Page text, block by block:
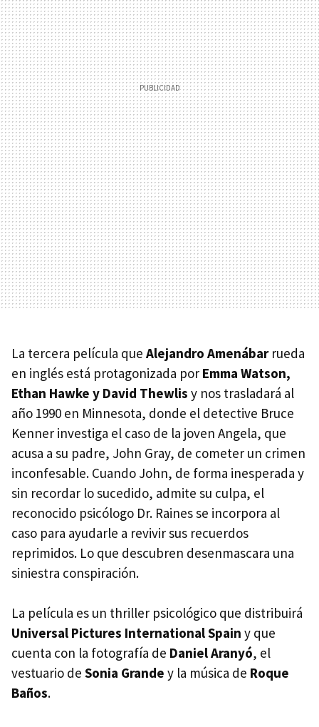
La tercera película que Alejandro Amenábarrueda
en inglés está protagonizada por Emma Watson,
Ethan Hawke y David Thewlis y nos trasladará al
año 1990 en Minnesota, donde el detective Bruce
Kenner investiga el caso de la joven Angela, que
acusa a su padre, John Gray, de cometer un crimen
inconfesable. Cuando John, de forma inesperada y
sin recordar lo sucedido, admite su culpa, el
reconocido psicólogo Dr. Raines se incorpora al
caso para ayudarle a revivir sus recuerdos
reprimidos. Lo que descubren desenmascara una
siniestra conspiración.
La película es un thriller psicológico que distribuirá
Universal Pictures International Spain y que
cuenta con la fotografía de Daniel Aranyó, el
vestuario de Sonia Grande y la música de Roque
Baños.